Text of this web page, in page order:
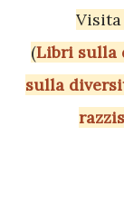
( Libri
sulla